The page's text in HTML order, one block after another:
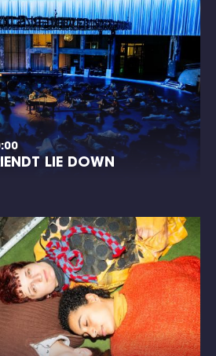
LIE DOWN